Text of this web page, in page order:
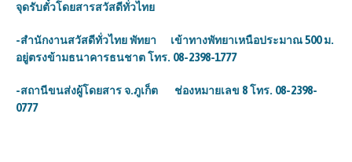
จุดรับตั๋วโดยสารสวัสดีทั่วไทย
-สำนักงานสวัสดีทั่วไทย พัทยา เข้าทางพัทยาเหนือประมาณ 500 ม.
อยู่ตรงข้ามธนาคารธนชาต โทร. 08-2398-1777
-สถานีขนส่งผู้โดยสาร จ.ภูเก็ต ช่องหมายเลข 8 โทร. 08-2398-
0777